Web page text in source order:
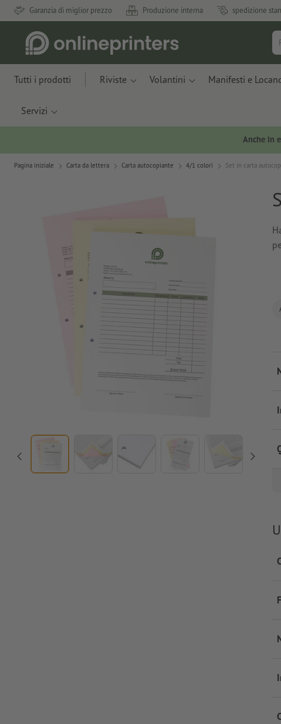
Garanzia di miglior prezzo Produzione interna spedizione
Tutti i prodotti Riviste Volantini Manifesti e
Servizi
Anche in
Pagina iniziale Carta da lettera Carta autocopiante 4/1 colori Set in carta